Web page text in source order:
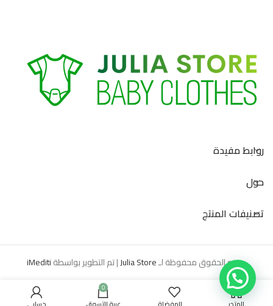
روابط مفيدة
حول
تصنيفات المنتج
جميع الحقوق محفوظة لـJulia Store| تم التطوير بواسطةiMediti
0